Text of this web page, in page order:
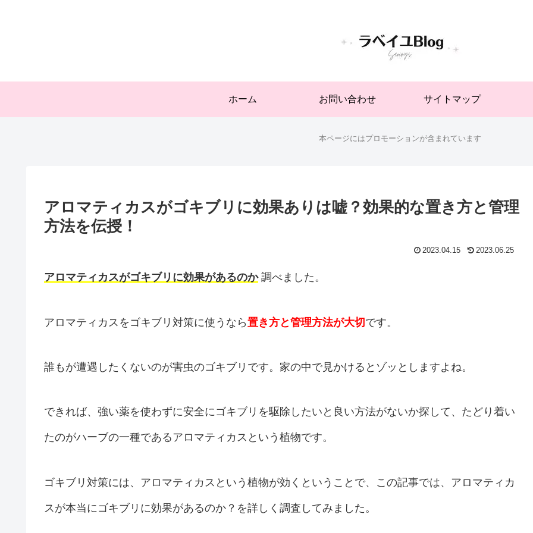
ホーム お問い合わせ サイトマップ
本ページにはプロモーションが含まれています
アロマティカスがゴキブリに効果ありは嘘？効果的な置き方と管理
方法を伝授！
2023.04.15 2023.06.25
アロマティカスがゴキブリに効果があるのか調べました。
アロマティカスをゴキブリ対策に使うなら置き方と管理方法が大切です。
誰もが遭遇したくないのが害虫のゴキブリです。家の中で見かけるとゾッとしますよね。
できれば、強い薬を使わずに安全にゴキブリを駆除したいと良い方法がないか探して、たどり着い
たのがハーブの一種であるアロマティカスという植物です。
ゴキブリ対策には、アロマティカスという植物が効くということで、この記事では、アロマティカ
スが本当にゴキブリに効果があるのか？を詳しく調査してみました。